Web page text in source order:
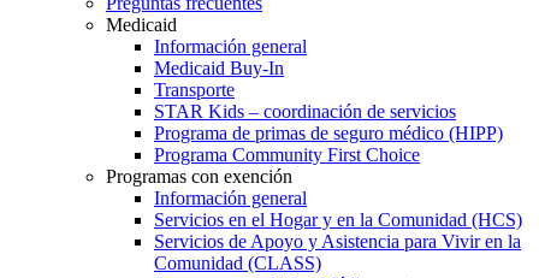
Medicaid
Información general
Medicaid Buy-In
Transporte
STAR Kids – coordinación de servicios
Programa de primas de seguro médico (HIPP)
Programa Community First Choice
Programas con exención
Información general
Servicios en el Hogar y en la Comunidad (HCS)
Servicios de Apoyo y Asistencia para Vivir en la
Comunidad (CLASS)